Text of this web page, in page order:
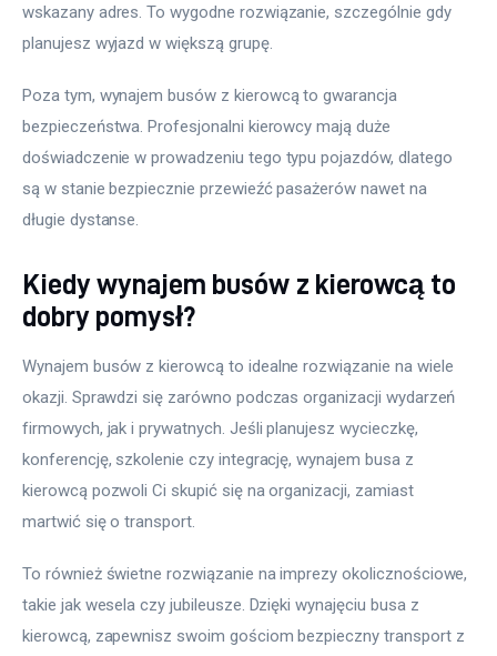
wskazany adres. To wygodne rozwiązanie, szczególnie gdy
planujesz wyjazd w większą grupę.
Poza tym, wynajem busów z kierowcą to gwarancja
bezpieczeństwa. Profesjonalni kierowcy mają duże
doświadczenie w prowadzeniu tego typu pojazdów, dlatego
są w stanie bezpiecznie przewieźć pasażerów nawet na
długie dystanse.
Kiedy wynajem busów z kierowcą to
dobry pomysł?
Wynajem busów z kierowcą to idealne rozwiązanie na wiele
okazji. Sprawdzi się zarówno podczas organizacji wydarzeń
firmowych, jak i prywatnych. Jeśli planujesz wycieczkę,
konferencję, szkolenie czy integrację, wynajem busa z
kierowcą pozwoli Ci skupić się na organizacji, zamiast
martwić się o transport.
To również świetne rozwiązanie na imprezy okolicznościowe,
takie jak wesela czy jubileusze. Dzięki wynajęciu busa z
kierowcą, zapewnisz swoim gościom bezpieczny transport z